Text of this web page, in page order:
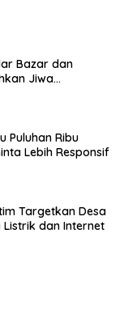
Bazar dan
Jiwa
Puluhan Ribu
Lebih Responsif
Targetkan Desa
Listrik dan Internet